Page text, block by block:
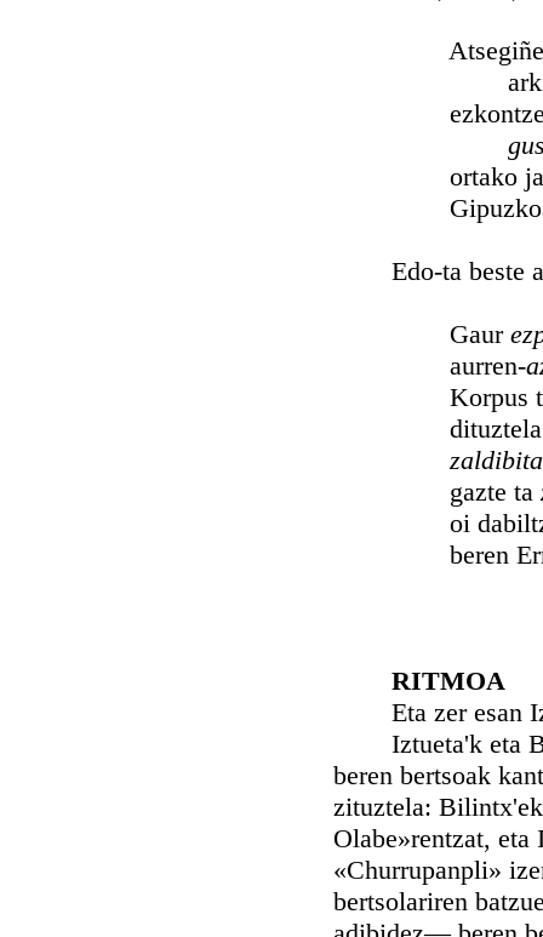
Atsegiñetan
arkitzen
ezkontzen
ortako jaio
Gipuzkoa
Edo-ta beste
Gaur
aurren-
Korpus
gazte ta
oi
beren
RITMOA
Eta zer esan
Iztueta'k eta
beren bertsoak
zituztela: Bilintx'ek
Olabe»rentzat,
«Churrupanpli»
bertsolariren